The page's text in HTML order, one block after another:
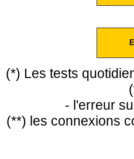
(*) Les tests
- l'erreur
(**) les connexions